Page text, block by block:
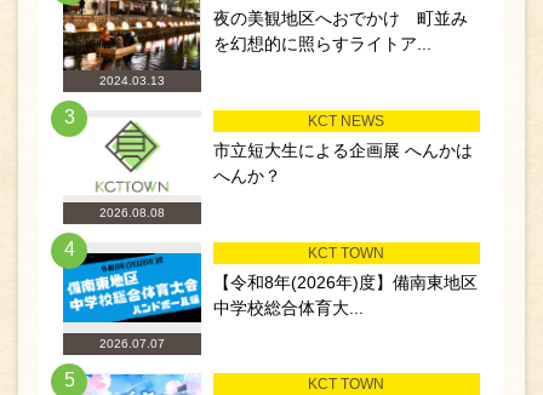
2024.03.13
夜の美観地区へおでかけ 町並み
を幻想的に照らすライトア...
3
2026.08.08
KCT NEWS
市立短大生による企画展 へんかは
へんか？
4
2026.07.07
KCT TOWN
【令和8年(2026年)度】備南東地区
中学校総合体育大...
5 KCT TOWN